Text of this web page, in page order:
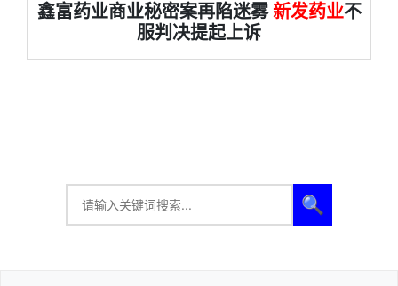
鑫富药业商业秘密案再陷迷雾新发药业不
服判决提起上诉
🔍